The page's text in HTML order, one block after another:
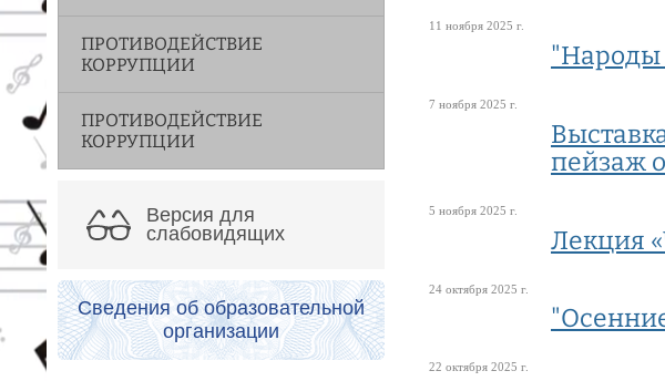
ПРОТИВОДЕЙСТВИЕ
КОРРУПЦИИ
ПРОТИВОДЕЙСТВИЕ
КОРРУПЦИИ
Версия для
слабовидящих
Сведения об образовательной
организации
11 ноября 2025 г.
"Народы
7 ноября 2025 г.
пейзаж
5 ноября 2025 г.
Лекция
24 октября 2025 г.
22 октября 2025 г.